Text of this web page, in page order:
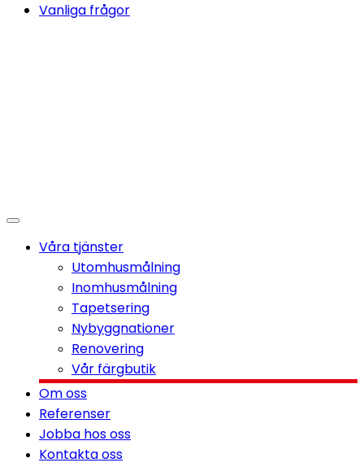
Vanliga frågor
Våra tjänster
Utomhusmålning
Inomhusmålning
Tapetsering
Nybyggnationer
Renovering
Vår färgbutik
Om oss
Referenser
Jobba hos oss
Kontakta oss